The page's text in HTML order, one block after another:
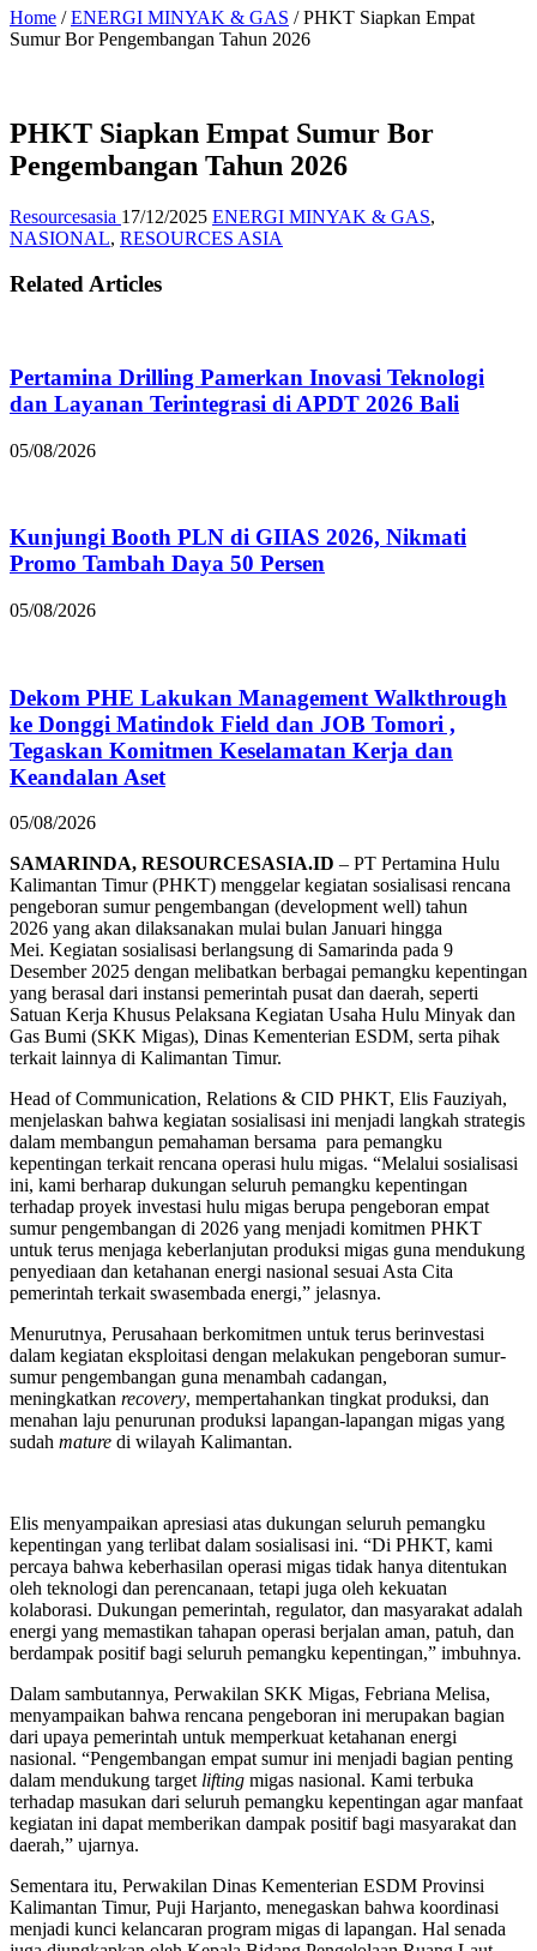
Home / ENERGI MINYAK & GAS / PHKT Siapkan Empat
Sumur Bor Pengembangan Tahun 2026
PHKT Siapkan Empat Sumur Bor
Pengembangan Tahun 2026
Resourcesasia 17/12/2025 ENERGI MINYAK & GAS,
NASIONAL, RESOURCES ASIA
Related Articles
Pertamina Drilling Pamerkan Inovasi Teknologi
dan Layanan Terintegrasi di APDT 2026 Bali
05/08/2026
Kunjungi Booth PLN di GIIAS 2026, Nikmati
Promo Tambah Daya 50 Persen
05/08/2026
Dekom PHE Lakukan Management Walkthrough
ke Donggi Matindok Field dan JOB Tomori ,
Tegaskan Komitmen Keselamatan Kerja dan
Keandalan Aset
05/08/2026
SAMARINDA, RESOURCESASIA.ID – PT Pertamina Hulu
Kalimantan Timur (PHKT) menggelar kegiatan sosialisasi rencana
pengeboran sumur pengembangan (development well) tahun
2026 yang akan dilaksanakan mulai bulan Januari hingga
Mei. Kegiatan sosialisasi berlangsung di Samarinda pada 9
Desember 2025 dengan melibatkan berbagai pemangku kepentingan
yang berasal dari instansi pemerintah pusat dan daerah, seperti
Satuan Kerja Khusus Pelaksana Kegiatan Usaha Hulu Minyak dan
Gas Bumi (SKK Migas), Dinas Kementerian ESDM, serta pihak
terkait lainnya di Kalimantan Timur.
Head of Communication, Relations & CID PHKT, Elis Fauziyah,
menjelaskan bahwa kegiatan sosialisasi ini menjadi langkah strategis
dalam membangun pemahaman bersama para pemangku
kepentingan terkait rencana operasi hulu migas. “Melalui sosialisasi
ini, kami berharap dukungan seluruh pemangku kepentingan
terhadap proyek investasi hulu migas berupa pengeboran empat
sumur pengembangan di 2026 yang menjadi komitmen PHKT
untuk terus menjaga keberlanjutan produksi migas guna mendukung
penyediaan dan ketahanan energi nasional sesuai Asta Cita
pemerintah terkait swasembada energi,” jelasnya.
Menurutnya, Perusahaan berkomitmen untuk terus berinvestasi
dalam kegiatan eksploitasi dengan melakukan pengeboran sumur-
sumur pengembangan guna menambah cadangan,
meningkatkan recovery, mempertahankan tingkat produksi, dan
menahan laju penurunan produksi lapangan-lapangan migas yang
sudah mature di wilayah Kalimantan.
Elis menyampaikan apresiasi atas dukungan seluruh pemangku
kepentingan yang terlibat dalam sosialisasi ini. “Di PHKT, kami
percaya bahwa keberhasilan operasi migas tidak hanya ditentukan
oleh teknologi dan perencanaan, tetapi juga oleh kekuatan
kolaborasi. Dukungan pemerintah, regulator, dan masyarakat adalah
energi yang memastikan tahapan operasi berjalan aman, patuh, dan
berdampak positif bagi seluruh pemangku kepentingan,” imbuhnya.
Dalam sambutannya, Perwakilan SKK Migas, Febriana Melisa,
menyampaikan bahwa rencana pengeboran ini merupakan bagian
dari upaya pemerintah untuk memperkuat ketahanan energi
nasional. “Pengembangan empat sumur ini menjadi bagian penting
dalam mendukung target lifting migas nasional. Kami terbuka
terhadap masukan dari seluruh pemangku kepentingan agar manfaat
kegiatan ini dapat memberikan dampak positif bagi masyarakat dan
daerah,” ujarnya.
Sementara itu, Perwakilan Dinas Kementerian ESDM Provinsi
Kalimantan Timur, Puji Harjanto, menegaskan bahwa koordinasi
menjadi kunci kelancaran program migas di lapangan. Hal senada